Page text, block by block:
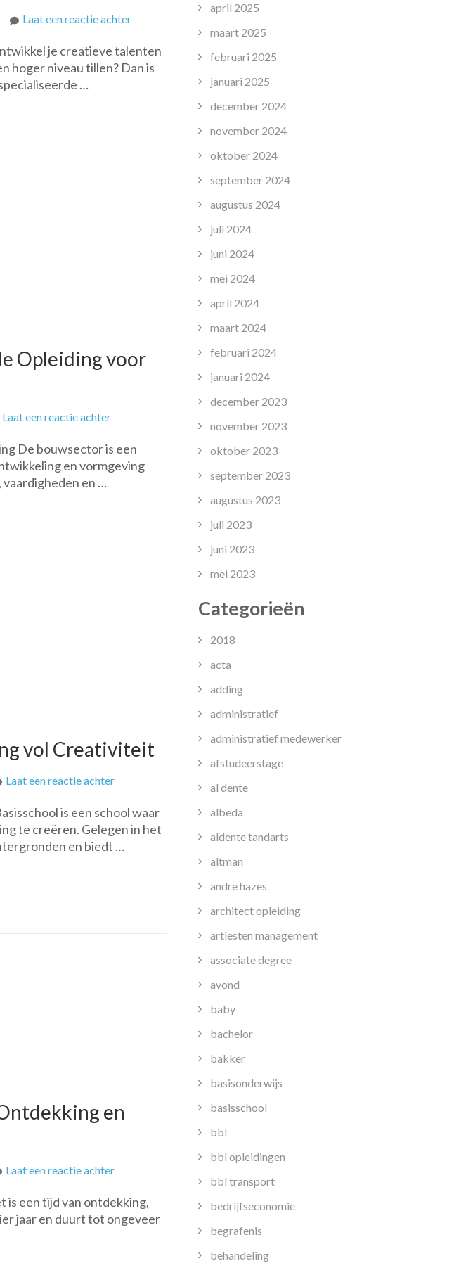
Laat een reactie achterop
de
Creatieve
je creatieve talenten
hoger niveau tillen? Dan is
…
Opleiding voor
Laat een reactie achterop
de
Wereld
Bouwprofessionals
De bouwsector is een
en vormgeving
vaardigheden en …
vol Creativiteit
Laat een reactie achterop
Basisschool:
Een
Kleurrijke
is een school waar
te creëren. Gelegen in het
en biedt …
en
Laat een reactie achterop
Belangrijke
Basisschoolleeftijd:
is een tijd van ontdekking,
jaar en duurt tot ongeveer
april 2025
maart 2025
februari 2025
januari 2025
december 2024
november 2024
oktober 2024
september 2024
augustus 2024
juli 2024
juni 2024
mei 2024
april 2024
maart 2024
februari 2024
januari 2024
december 2023
november 2023
oktober 2023
september 2023
augustus 2023
juli 2023
juni 2023
mei 2023
Categorieën
2018
acta
adding
administratief
administratief medewerker
afstudeerstage
al dente
albeda
aldente tandarts
altman
andre hazes
architect opleiding
artiesten management
associate degree
avond
baby
bachelor
bakker
basisonderwijs
basisschool
bbl
bbl opleidingen
bbl transport
bedrijfseconomie
begrafenis
behandeling